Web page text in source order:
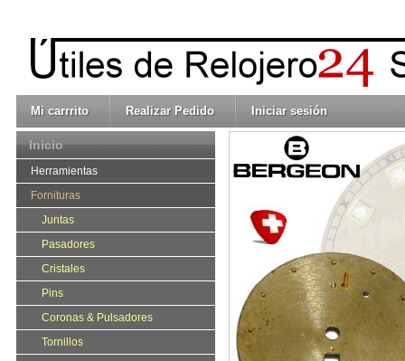
Mi carrrito Realizar Pedido Iniciar sesión
Inicio
Herramientas
Fornituras
Juntas
Pasadores
Cristales
Pins
Coronas & Pulsadores
Tornillos